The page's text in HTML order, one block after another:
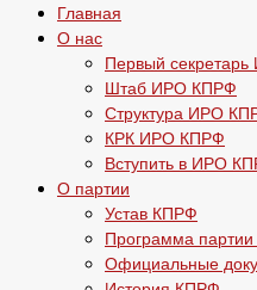
Главная
О нас
Первый
Штаб ИРО КПРФ
Структура ИРО
КРК ИРО КПРФ
Вступить в ИРО
О партии
Устав КПРФ
Программа
Официальные